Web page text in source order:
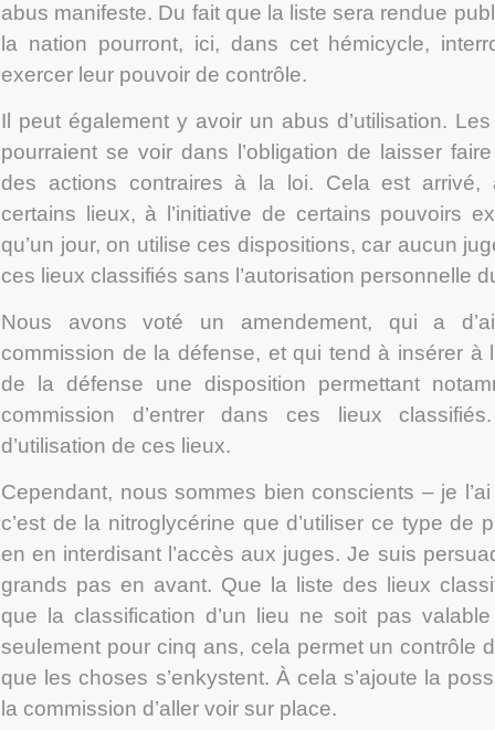
abus manifeste. Du fait que la liste sera rendue
la nation pourront, ici, dans cet hémicycle,
exercer leur pouvoir de contrôle.
Il peut également y avoir un abus d’utilisation.
pourraient se voir dans l’obligation de laisser
des actions contraires à la loi. Cela est arrivé,
certains lieux, à l’initiative de certains pouvoirs
qu’un jour, on utilise ces dispositions, car aucun
ces lieux classifiés sans l’autorisation personnelle
Nous avons voté un amendement, qui a
commission de la défense, et qui tend à insérer à
de la défense une disposition permettant
commission d’entrer dans ces lieux
d’utilisation de ces lieux.
Cependant, nous sommes bien conscients – je
c’est de la nitroglycérine que d’utiliser ce type de
en en interdisant l’accès aux juges. Je suis
grands pas en avant. Que la liste des lieux
que la classification d’un lieu ne soit pas
seulement pour cinq ans, cela permet un contrôle
que les choses s’enkystent. À cela s’ajoute la
la commission d’aller voir sur place.